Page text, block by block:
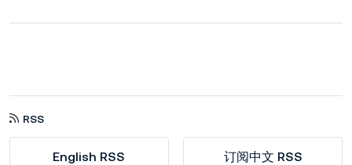
RSS
English RSS 订阅中文 RSS